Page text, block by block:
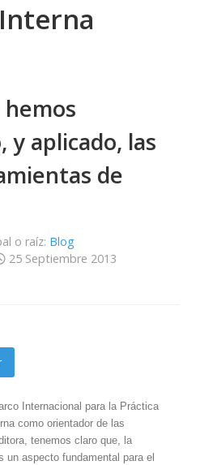
aplicado, las
de
o raíz: Blog
25 Septiembre 2013
Internacional para la Práctica
como orientador de las
tenemos claro que, la
aspecto fundamental para el